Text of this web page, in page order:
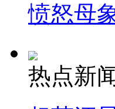
愤怒母
热点新